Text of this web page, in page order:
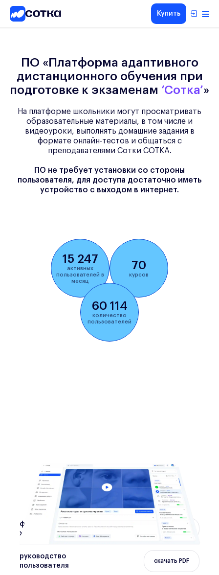
Другие
направления
классы
1-4
Купить
ПО «Платформа адаптивного
дистанционного обучения при
подготовке к экзаменам ‘Сотка’»
На платформе школьники могут просматривать
образовательные материалы, в том числе и
видеоуроки, выполнять домашние задания в
формате онлайн-тестов и общаться с
преподавателями Сотки СОТКА.
ПО не требует установки со стороны
пользователя, для доступа достаточно иметь
устройство с выходом в интернет.
15 247
активных
пользователей в
месяц
70
курсов
60 114
количество
пользователей
функциональные
характеристики
скачать PDF
руководство
пользователя
скачать PDF